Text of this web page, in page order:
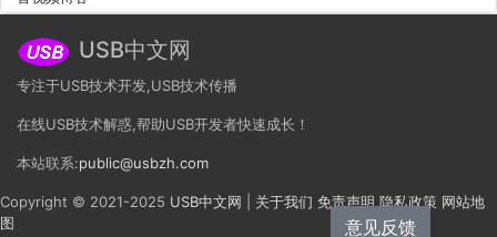
USB中文网
专注于USB技术开发,USB技术传播
在线USB技术解惑,帮助USB开发者快速成长！
本站联系:public@usbzh.com
Copyright © 2021-2025 USB中文网 关于我们 免责声明 隐私政策 网站地
图
意见反馈